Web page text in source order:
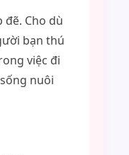
Cho dù
bạn thú
việc đi
nuôi